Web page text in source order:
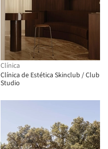
Clínica
Clínica de Estética Skinclub / Club
Studio